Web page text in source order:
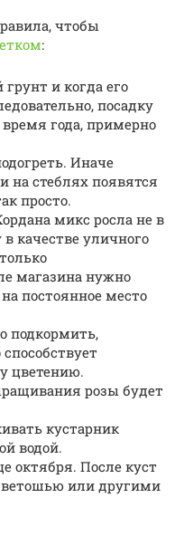
чтобы
:
и когда его
посадку
года, примерно
Иначе
на стеблях появятся
просто.
микс росла не в
качестве уличного
магазина нужно
постоянное место
подкормить,
цветению.
розы будет
кустарник
водой.
октября. После куст
или другими